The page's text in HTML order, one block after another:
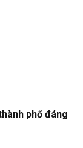
phố đáng